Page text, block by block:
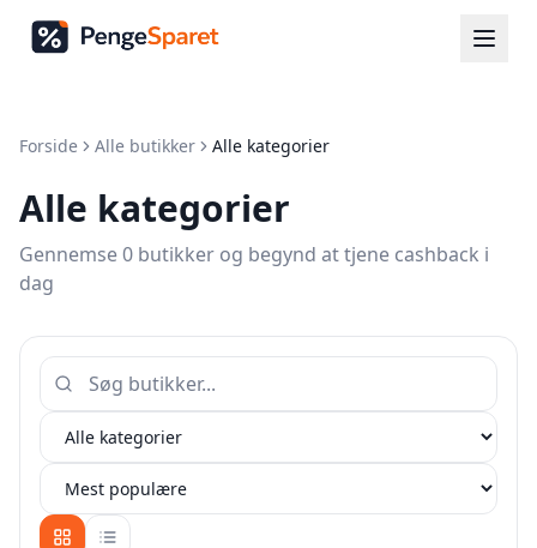
Forside Alle butikker Alle kategorier
Alle kategorier
Gennemse 0 butikker og begynd at tjene cashback i
dag